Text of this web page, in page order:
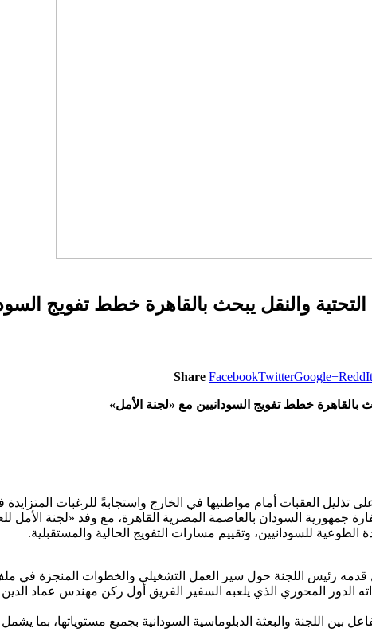
والنقل يبحث بالقاهرة خطط تفويج
Share FacebookTwitterGoogle+ReddIt
بالقاهرة خطط تفويج السودانيين مع «لجنة الأمل»
العقبات أمام مواطنيها في الخارج واستجابةً للرغبات
جمهورية السودان بالعاصمة المصرية القاهرة، مع وفد «لجنة
الطوعية للسودانيين، وتقييم مسارات التفويج الحالية والمستقبلية.
قدمه رئيس اللجنة حول سير العمل التشغيلي والخطوات المنجزة في
ذاته الدور المحوري الذي يلعبه السفير الفريق أول ركن مهندس
اللجنة والبعثة الدبلوماسية السودانية بجميع مستوياتها، بما